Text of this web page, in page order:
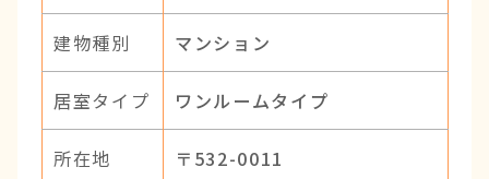
建物種別 マンション
居室タイプ ワンルームタイプ
所在地
〒532-0011